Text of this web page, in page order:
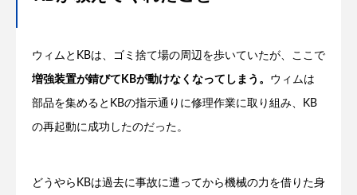
ウィムとKBは、ゴミ捨て場の周辺を歩いていたが、ここで
増強装置が錆びてKBが動けなくなってしまう。 ウィムは
部品を集めるとKBの指示通りに修理作業に取り組み、KB
の再起動に成功したのだった。
どうやらKBは過去に事故に遭ってから機械の力を借りた身